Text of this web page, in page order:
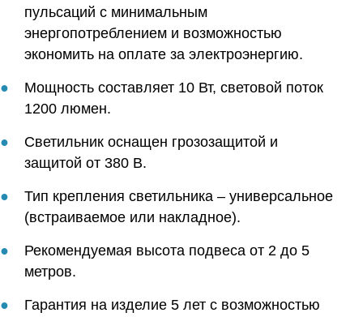
пульсаций с минимальным
энергопотреблением и возможностью
экономить на оплате за электроэнергию.
Мощность составляет 10 Вт, световой поток
1200 люмен.
Светильник оснащен грозозащитой и
защитой от 380 В.
Тип крепления светильника – универсальное
(встраиваемое или накладное).
Рекомендуемая высота подвеса от 2 до 5
метров.
Гарантия на изделие 5 лет с возможностью